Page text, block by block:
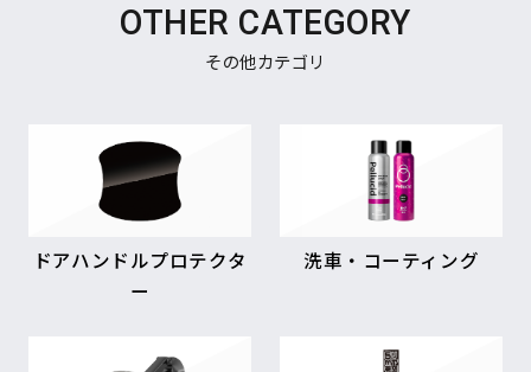
OTHER CATEGORY
その他カテゴリ
ドアハンドルプロテクタ
ー
洗車・コーティング